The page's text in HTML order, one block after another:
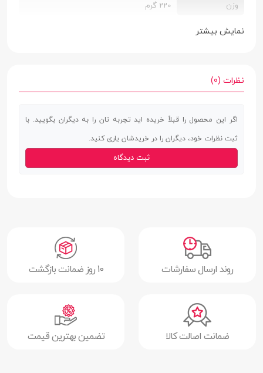
وزن 220 گرم
ظرفیت اسمی
میزان شارژ باتری
MagSafe
ولتاژ ورودی 5 ولت | 9 ولت
شدت جریان
3.0 آمپر | 2.0 آمپر
سایر قابلیت‌ها
قابلیت شارژ همزمان 2 دستگاه | قابلیت
گوشی آیفون سری 12، 13 و 14 | پشتیبانی از
شارژ سریع PD
نمایش بیشتر
نظرات (0)
اگر این محصول را قبلاً خریده اید تجربه تان را به دیگران بگویید. با
ثبت نظرات خود، دیگران را در خریدشان یاری کنید.
ثبت دیدگاه
روند ارسال سفارشات 10 روز ضمانت بازگشت
ضمانت اصالت کالا تضمین بهترین قیمت